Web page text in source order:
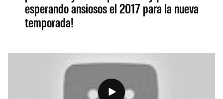
esperando ansiosos el 2017 para la nueva
temporada!